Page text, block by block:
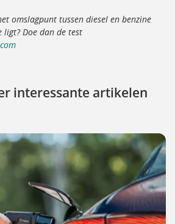
omslagpunt tussen diesel en benzine
Doe dan de test
interessante artikelen